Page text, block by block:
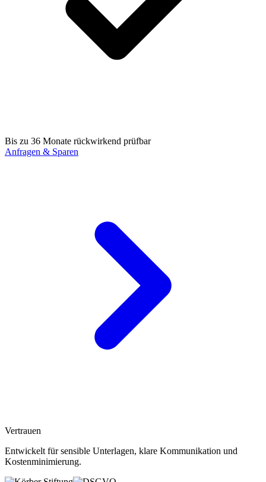
Bis zu 36 Monate rückwirkend prüfbar
Anfragen & Sparen
Vertrauen
Entwickelt für sensible Unterlagen, klare Kommunikation und
Kostenminimierung.